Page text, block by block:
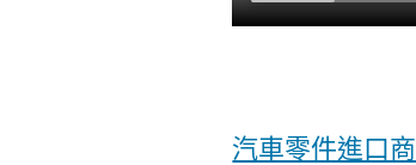
汽車零件進口商